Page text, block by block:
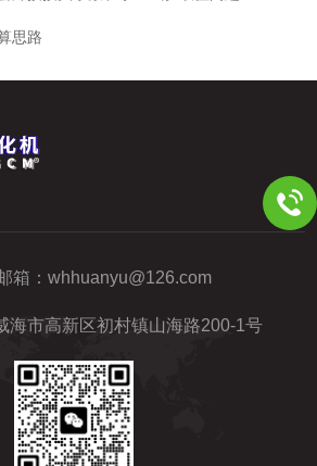
思路
箱： whhuanyu@126.com
海市高新区初村镇山海路200-1号